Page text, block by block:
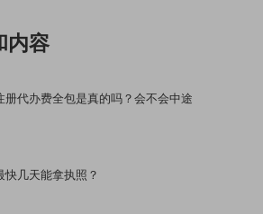
内容
册代办费全包是真的吗？会不会中途
快几天能拿执照？